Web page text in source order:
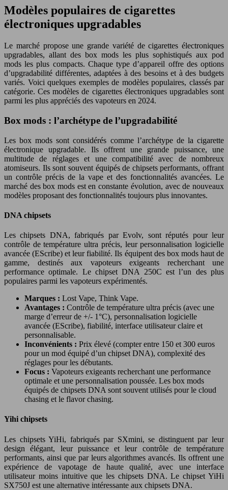
Modèles populaires de cigarettes
électroniques upgradables
Le marché propose une grande variété de cigarettes électroniques
upgradables, allant des box mods les plus sophistiqués aux pod
mods les plus compacts. Chaque type d’appareil offre des options
d’upgradabilité différentes, adaptées à des besoins et à des budgets
variés. Voici quelques exemples de modèles populaires, classés par
catégorie. Ces modèles de cigarettes électroniques upgradables sont
parmi les plus appréciés des vapoteurs en 2024.
Box mods : l’archétype de l’upgradabilité
Les box mods sont considérés comme l’archétype de la cigarette
électronique upgradable. Ils offrent une grande puissance, une
multitude de réglages et une compatibilité avec de nombreux
atomiseurs. Ils sont souvent équipés de chipsets performants, offrant
un contrôle précis de la vape et des fonctionnalités avancées. Le
marché des box mods est en constante évolution, avec de nouveaux
modèles proposant des fonctionnalités toujours plus innovantes.
DNA chipsets
Les chipsets DNA, fabriqués par Evolv, sont réputés pour leur
contrôle de température ultra précis, leur personnalisation logicielle
avancée (EScribe) et leur fiabilité. Ils équipent des box mods haut de
gamme, destinés aux vapoteurs exigeants recherchant une
performance optimale. Le chipset DNA 250C est l’un des plus
populaires parmi les vapoteurs expérimentés.
Marques : Lost Vape, Think Vape.
Avantages : Contrôle de température ultra précis (avec une
marge d’erreur de +/- 1°C), personnalisation logicielle
avancée (EScribe), fiabilité, interface utilisateur claire et
personnalisable.
Inconvénients : Prix élevé (compter entre 150 et 300 euros
pour un mod équipé d’un chipset DNA), complexité des
réglages pour les débutants.
Focus : Vapoteurs exigeants recherchant une performance
optimale et une personnalisation poussée. Les box mods
équipés de chipsets DNA sont souvent utilisés pour le cloud
chasing et le flavor chasing.
Yihi chipsets
Les chipsets YiHi, fabriqués par SXmini, se distinguent par leur
design élégant, leur puissance et leur contrôle de température
performants, ainsi que par leurs algorithmes avancés. Ils offrent une
expérience de vapotage de haute qualité, avec une interface
utilisateur moins intuitive que les chipsets DNA. Le chipset YiHi
SX750J est une alternative intéressante aux chipsets DNA.